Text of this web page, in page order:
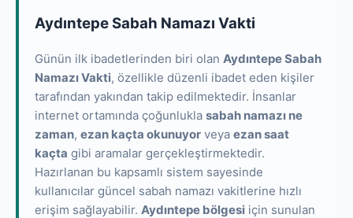
Aydıntepe Sabah Namazı Vakti
Günün ilk ibadetlerinden biri olan Aydıntepe Sabah
Namazı Vakti, özellikle düzenli ibadet eden kişiler
tarafından yakından takip edilmektedir. İnsanlar
internet ortamında çoğunlukla sabah namazı ne
zaman, ezan kaçta okunuyor veya ezan saat
kaçta gibi aramalar gerçekleştirmektedir.
Hazırlanan bu kapsamlı sistem sayesinde
kullanıcılar güncel sabah namazı vakitlerine hızlı
erişim sağlayabilir. Aydıntepe bölgesi için sunulan